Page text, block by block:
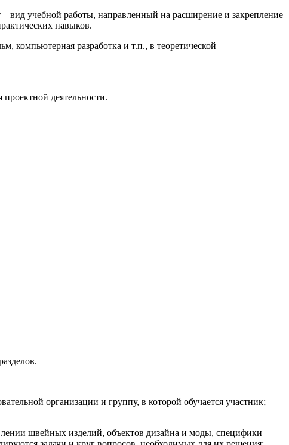
– вид учебной работы, направленный на расширение и закрепление
навыков.
компьютерная разработка и т.п., в теоретической –
деятельности.
организации и группу, в которой обучается участник;
швейных изделий, объектов дизайна и моды, специфики